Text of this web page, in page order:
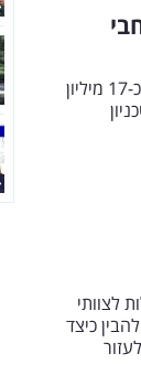
לאחר בחינת היערכות המוסדות והצרכים, הוחלט כי תקציב מרכזי החוסן יגדל לכ-17 מיליון
לצוותי
כיצד